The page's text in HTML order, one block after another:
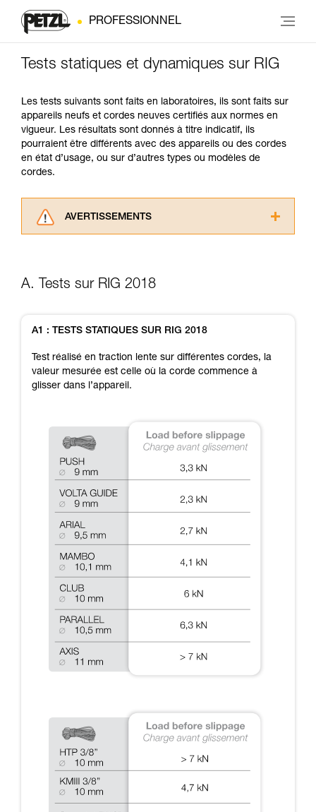
PROFESSIONNEL
Tests statiques et dynamiques sur RIG
Les tests suivants sont faits en laboratoires, ils sont faits sur
appareils neufs et cordes neuves certifiés aux normes en
vigueur. Les résultats sont donnés à titre indicatif, ils
pourraient être différents avec des appareils ou des cordes
en état d’usage, ou sur d’autres types ou modèles de
cordes.
AVERTISSEMENTS
informations de la notice technique pour
Maîtriser ces techniques nécessite une
avec un professionnel votre capacité à refaire
la manipulation, seul, en toute sécurité, avant
de la reproduire en autonomie.
que nous ne décrivons pas ici.
A. Tests sur RIG 2018
A1 : TESTS STATIQUES SUR RIG 2018
Test réalisé en traction lente sur différentes cordes, la
valeur mesurée est celle où la corde commence à
glisser dans l’appareil.